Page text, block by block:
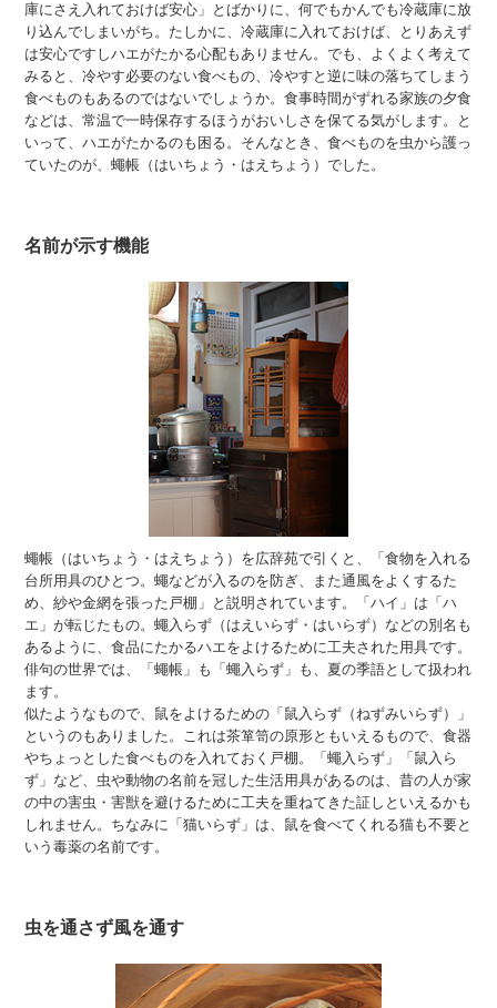
庫にさえ入れておけば安心」とばかりに、何でもかんでも冷蔵庫に放
り込んでしまいがち。たしかに、冷蔵庫に入れておけば、とりあえず
は安心ですしハエがたかる心配もありません。でも、よくよく考えて
みると、冷やす必要のない食べもの、冷やすと逆に味の落ちてしまう
食べものもあるのではないでしょうか。食事時間がずれる家族の夕食
などは、常温で一時保存するほうがおいしさを保てる気がします。と
いって、ハエがたかるのも困る。そんなとき、食べものを虫から護っ
ていたのが、蠅帳（はいちょう・はえちょう）でした。
名前が示す機能
蠅帳（はいちょう・はえちょう）を広辞苑で引くと、「食物を入れる
台所用具のひとつ。蠅などが入るのを防ぎ、また通風をよくするた
め、紗や金網を張った戸棚」と説明されています。「ハイ」は「ハ
エ」が転じたもの。蠅入らず（はえいらず・はいらず）などの別名も
あるように、食品にたかるハエをよけるために工夫された用具です。
俳句の世界では、「蠅帳」も「蠅入らず」も、夏の季語として扱われ
ます。
似たようなもので、鼠をよけるための「鼠入らず（ねずみいらず）」
というのもありました。これは茶箪笥の原形ともいえるもので、食器
やちょっとした食べものを入れておく戸棚。「蠅入らず」「鼠入ら
ず」など、虫や動物の名前を冠した生活用具があるのは、昔の人が家
の中の害虫・害獣を避けるために工夫を重ねてきた証しといえるかも
しれません。ちなみに「猫いらず」は、鼠を食べてくれる猫も不要と
いう毒薬の名前です。
虫を通さず風を通す